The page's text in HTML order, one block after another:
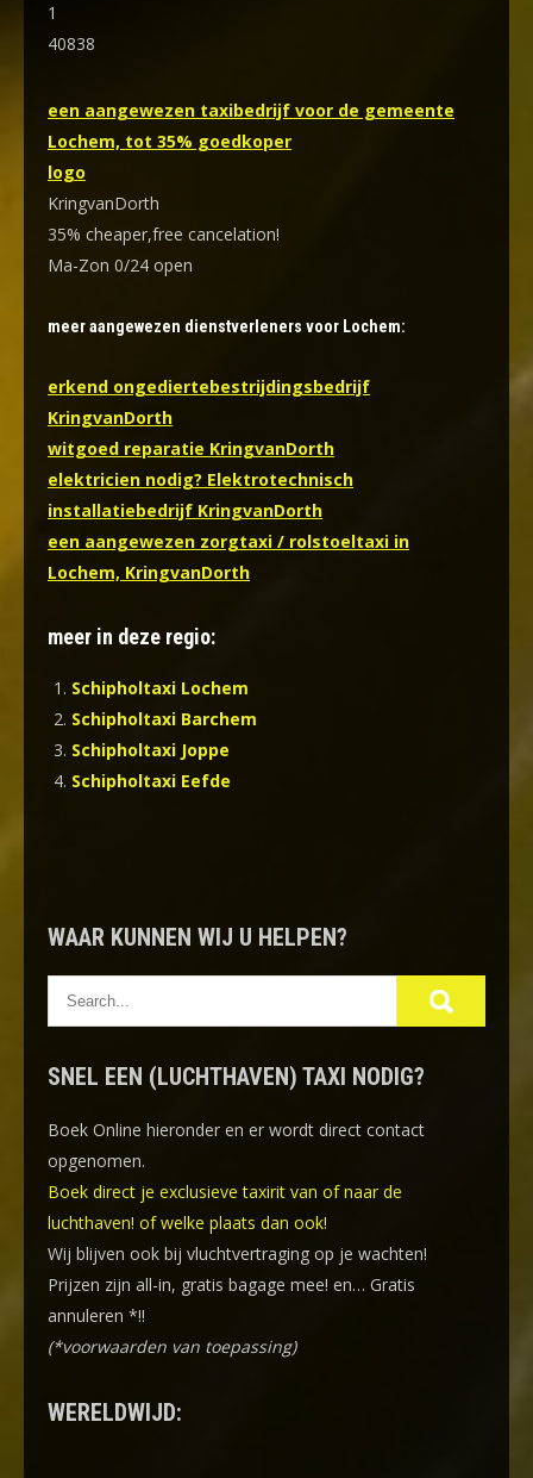
1
40838
een aangewezen taxibedrijf voor de gemeente
Lochem, tot 35% goedkoper
logo
KringvanDorth
35% cheaper,free cancelation!
Ma-Zon 0/24 open
meer aangewezen dienstverleners voor Lochem:
erkend ongediertebestrijdingsbedrijf
KringvanDorth
witgoed reparatie KringvanDorth
elektricien nodig? Elektrotechnisch
installatiebedrijf KringvanDorth
een aangewezen zorgtaxi / rolstoeltaxi in
Lochem, KringvanDorth
meer in deze regio:
Schipholtaxi Lochem
Schipholtaxi Barchem
Schipholtaxi Joppe
Schipholtaxi Eefde
WAAR KUNNEN WIJ U HELPEN?
SNEL EEN (LUCHTHAVEN) TAXI NODIG?
Boek Online hieronder en er wordt direct contact
opgenomen.
Boek direct je exclusieve taxirit van of naar de
luchthaven! of welke plaats dan ook!
Wij blijven ook bij vluchtvertraging op je wachten!
Prijzen zijn all-in, gratis bagage mee! en… Gratis
annuleren *!!
(*voorwaarden van toepassing)
WERELDWIJD: